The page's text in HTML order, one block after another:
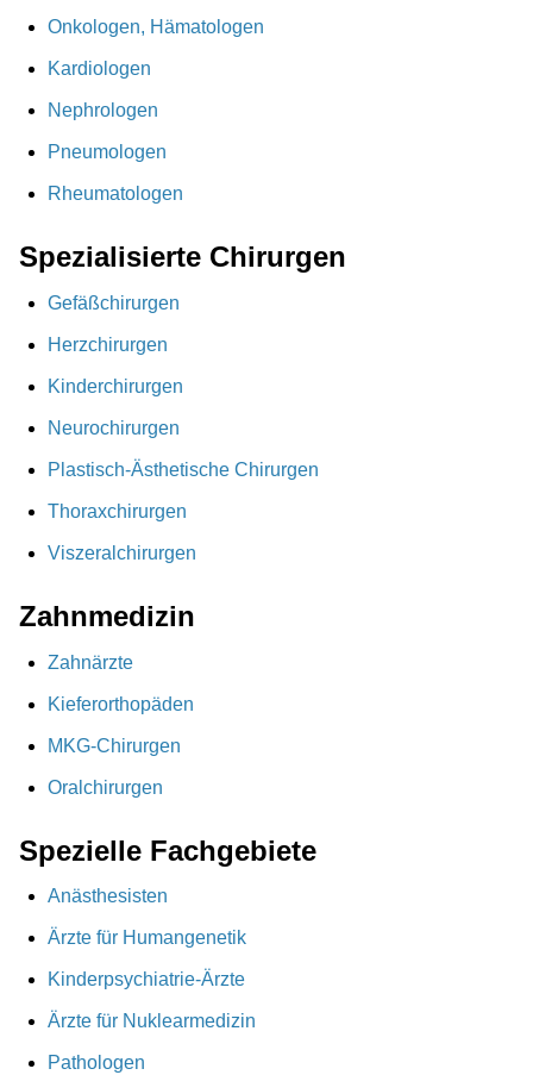
Onkologen, Hämatologen
Kardiologen
Nephrologen
Pneumologen
Rheumatologen
Spezialisierte Chirurgen
Gefäßchirurgen
Herzchirurgen
Kinderchirurgen
Neurochirurgen
Plastisch-Ästhetische Chirurgen
Thoraxchirurgen
Viszeralchirurgen
Zahnmedizin
Zahnärzte
Kieferorthopäden
MKG-Chirurgen
Oralchirurgen
Spezielle Fachgebiete
Anästhesisten
Ärzte für Humangenetik
Kinderpsychiatrie-Ärzte
Ärzte für Nuklearmedizin
Pathologen